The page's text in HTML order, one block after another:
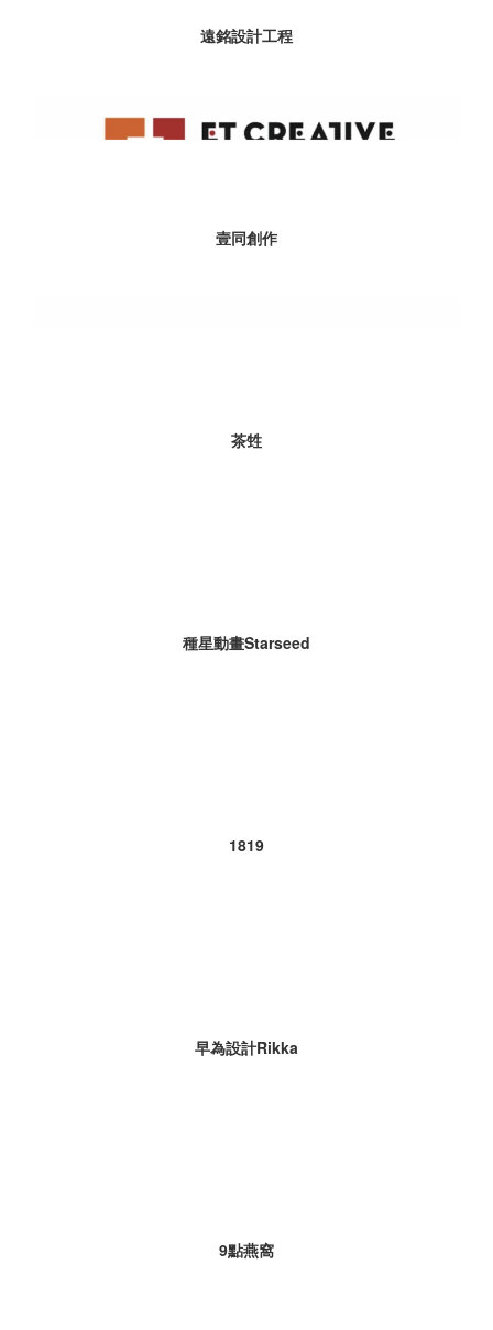
遠銘設計工程
壹同創作
茶甡
種星動畫Starseed
1819
早為設計Rikka
9點燕窩